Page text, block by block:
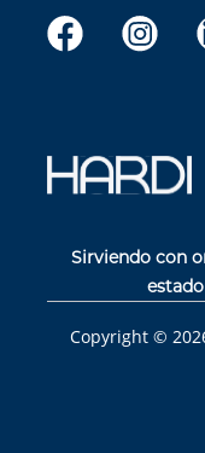
Sirviendo con
Copyright ©